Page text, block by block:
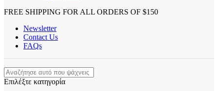
FREE SHIPPING FOR ALL ORDERS OF $150
Newsletter
Contact Us
FAQs
Επιλέξτε κατηγορία